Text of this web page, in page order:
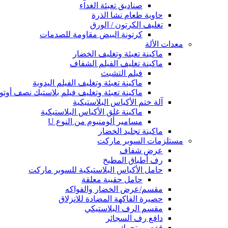
صناديق تعبئة الغداء
حاوية طعام نشا الذرة
تغليف الكرتون / الورق
كرتونة البيض مقاومة للصدمات
معدات الألة
ماكينة تعبئة وتغليف الخضار
ماكينة تغليف الفيلم الشفاف
فيلم التشبث
ماكينة تعبئة وتغليف الفيلم اليدوية
ماكينة تعبئة وتغليف فيلم بلاستيك نصف
آلة ختم الأكياس البلاستيكية
ماكينة غلق الأكياس البلاستيكية
مسامير ألومنيوم من النوع U
ماكينة تجليد الخضار
مستلزمات السوبر ماركت
عرض شفاف
رف أطباق المطبخ
حامل الأكياس البلاستيكية للسوبر ماركت
حامل حقيبة معلقة
مقسم/عرض الخضار والفواكه
حصيرة الفاكهة المضادة للانزلاق
مقسم الرف البلاستيكي
دافع رف السجائر